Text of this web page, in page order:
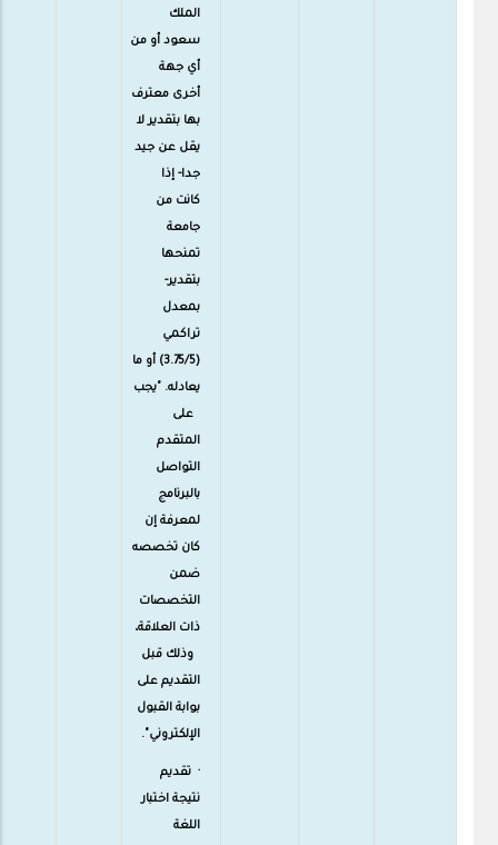
الملك
سعود أو من
أي جهة
أخرى معترف
بها بتقدير لا
يقل عن جيد
جدا- إذا
كانت من
جامعة
تمنحها
بتقدير-
بمعدل
تراكمي
(3.75/5) أو ما
يعادله. "يجب
على
المتقدم
التواصل
بالبرنامج
لمعرفة إن
كان تخصصه
ضمن
التخصصات
ذات العلاقة،
وذلك قبل
التقديم على
بوابة القبول
الإلكتروني".
· تقديم
نتيجة اختبار
اللغة